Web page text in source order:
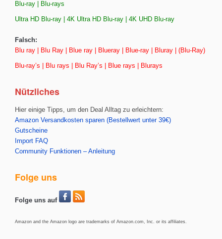
Blu-ray | Blu-rays
Ultra HD Blu-ray | 4K Ultra HD Blu-ray | 4K UHD Blu-ray
Falsch:
Blu ray | Blu Ray | Blue ray | Blueray | Blue-ray | Bluray | (Blu-Ray)
Blu-ray’s | Blu rays | Blu Ray’s | Blue rays | Blurays
Nützliches
Hier einige Tipps, um den Deal Alltag zu erleichtern:
Amazon Versandkosten sparen (Bestellwert unter 39€)
Gutscheine
Import FAQ
Community Funktionen – Anleitung
Folge uns
Folge uns auf
Amazon and the Amazon logo are trademarks of Amazon.com, Inc. or its affiliates.